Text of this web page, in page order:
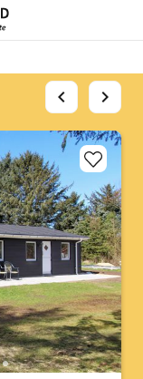
chevron_left chevron_right